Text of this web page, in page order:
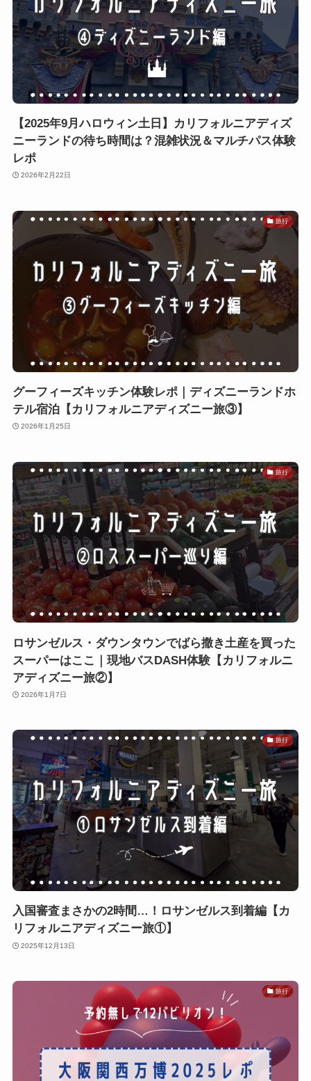
【2025年9月ハロウィン土日】カリフォルニアディズ
ニーランドの待ち時間は？混雑状況＆マルチパス体験
レポ
2026年2月22日
旅行
グーフィーズキッチン体験レポ｜ディズニーランドホ
テル宿泊【カリフォルニアディズニー旅③】
2026年1月25日
旅行
ロサンゼルス・ダウンタウンでばら撒き土産を買った
スーパーはここ｜現地バスDASH体験【カリフォルニ
アディズニー旅②】
2026年1月7日
旅行
入国審査まさかの2時間…！ロサンゼルス到着編【カ
リフォルニアディズニー旅①】
2025年12月13日
旅行